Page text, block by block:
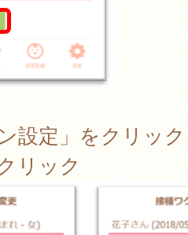
設定」をクリッ
リック